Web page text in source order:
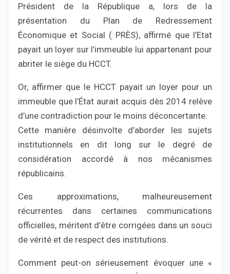
Président de la République a, lors de la
présentation du Plan de Redressement
Économique et Social ( PRÈS), affirmé que l’Etat
payait un loyer sur l’immeuble lui appartenant pour
abriter le siège du HCCT.
Or, affirmer que le HCCT payait un loyer pour un
immeuble que l’État aurait acquis dès 2014 relève
d’une contradiction pour le moins déconcertante.
Cette manière désinvolte d’aborder les sujets
institutionnels en dit long sur le degré de
considération accordé à nos mécanismes
républicains.
Ces approximations, malheureusement
récurrentes dans certaines communications
officielles, méritent d’être corrigées dans un souci
de vérité et de respect des institutions.
Comment peut-on sérieusement évoquer une «